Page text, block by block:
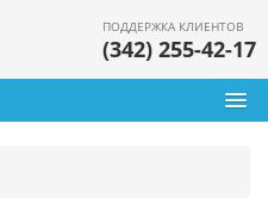
ПОДДЕРЖКА КЛИЕНТОВ
(342) 255-42-17